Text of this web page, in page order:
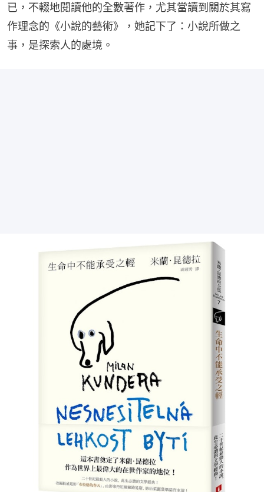
已，不輟地閱讀他的全數著作，尤其當讀到關於其寫
作理念的《小說的藝術》，她記下了：小說所做之
事，是探索人的處境。